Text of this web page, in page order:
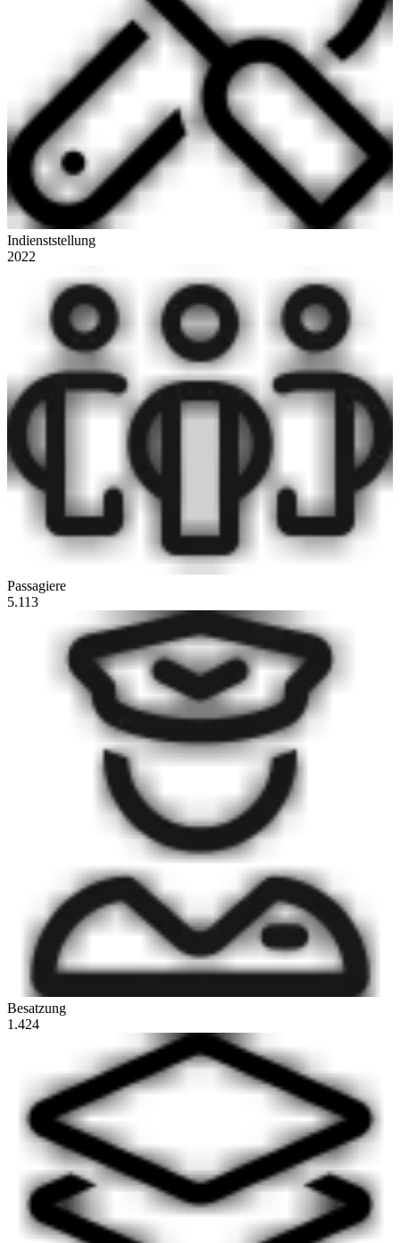
Indienststellung
2022
Passagiere
5.113
Besatzung
1.424